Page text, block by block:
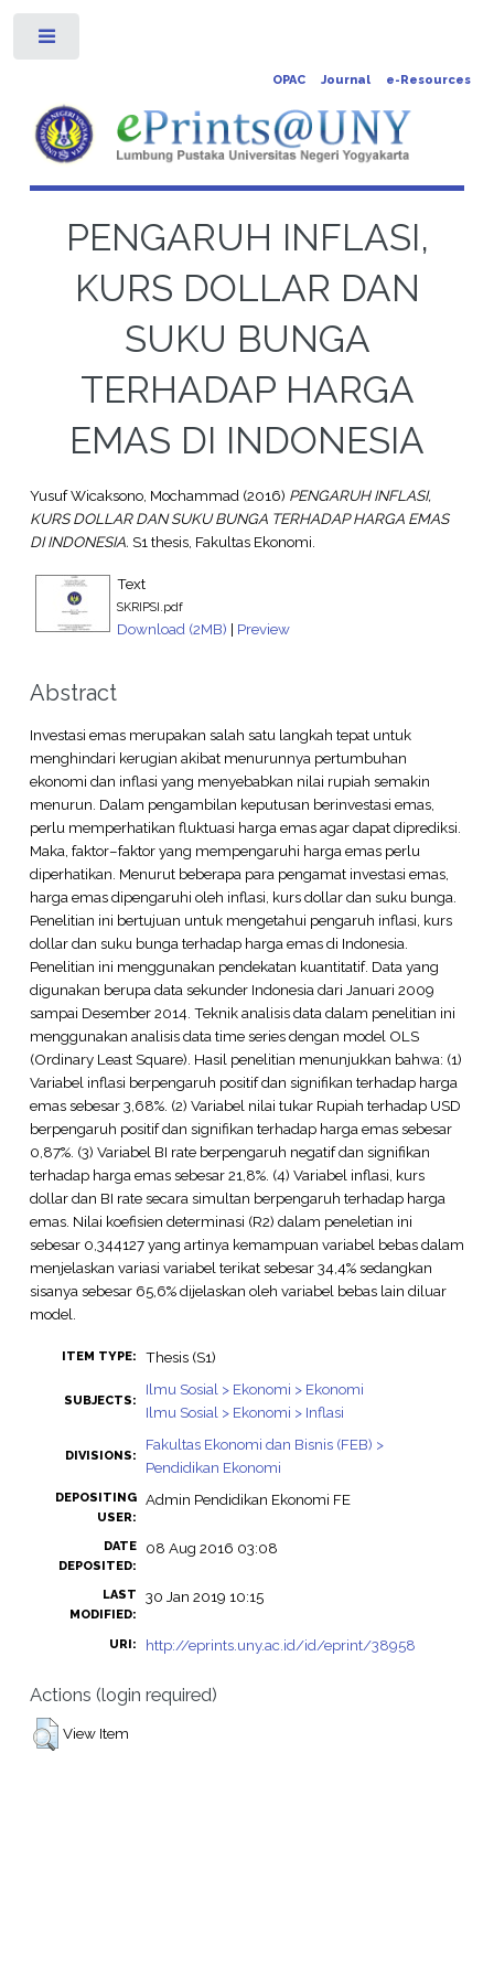
OPAC Journal e-Resources
PENGARUH INFLASI,
KURS DOLLAR DAN
SUKU BUNGA
TERHADAP HARGA
EMAS DI INDONESIA
Yusuf Wicaksono, Mochammad(2016) PENGARUH INFLASI,
KURS DOLLAR DAN SUKU BUNGA TERHADAP HARGA EMAS
DI INDONESIA. S1 thesis, Fakultas Ekonomi.
Text
SKRIPSI.pdf
Download (2MB) | Preview
Abstract
Investasi emas merupakan salah satu langkah tepat untuk
menghindari kerugian akibat menurunnya pertumbuhan
ekonomi dan inflasi yang menyebabkan nilai rupiah semakin
menurun. Dalam pengambilan keputusan berinvestasi emas,
perlu memperhatikan fluktuasi harga emas agar dapat diprediksi.
Maka, faktor–faktor yang mempengaruhi harga emas perlu
diperhatikan. Menurut beberapa para pengamat investasi emas,
harga emas dipengaruhi oleh inflasi, kurs dollar dan suku bunga.
Penelitian ini bertujuan untuk mengetahui pengaruh inflasi, kurs
dollar dan suku bunga terhadap harga emas di Indonesia.
Penelitian ini menggunakan pendekatan kuantitatif. Data yang
digunakan berupa data sekunder Indonesia dari Januari 2009
sampai Desember 2014. Teknik analisis data dalam penelitian ini
menggunakan analisis data time series dengan model OLS
(Ordinary Least Square). Hasil penelitian menunjukkan bahwa: (1)
Variabel inflasi berpengaruh positif dan signifikan terhadap harga
emas sebesar 3,68%. (2) Variabel nilai tukar Rupiah terhadap USD
berpengaruh positif dan signifikan terhadap harga emas sebesar
0,87%. (3) Variabel BI rate berpengaruh negatif dan signifikan
terhadap harga emas sebesar 21,8%. (4) Variabel inflasi, kurs
dollar dan BI rate secara simultan berpengaruh terhadap harga
emas. Nilai koefisien determinasi (R2) dalam peneletian ini
sebesar 0,344127 yang artinya kemampuan variabel bebas dalam
menjelaskan variasi variabel terikat sebesar 34,4% sedangkan
sisanya sebesar 65,6% dijelaskan oleh variabel bebas lain diluar
model.
ITEM TYPE: Thesis (S1)
SUBJECTS:
Ilmu Sosial > Ekonomi > Ekonomi
Ilmu Sosial > Ekonomi > Inflasi
DIVISIONS:
Fakultas Ekonomi dan Bisnis (FEB) >
Pendidikan Ekonomi
DEPOSITING
USER:
Admin Pendidikan Ekonomi FE
DATE
DEPOSITED:
08 Aug 2016 03:08
LAST
MODIFIED:
30 Jan 2019 10:15
URI: http://eprints.uny.ac.id/id/eprint/38958
Actions (login required)
View Item